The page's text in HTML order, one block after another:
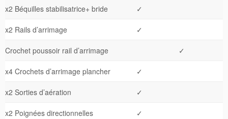
x2 Béquilles stabilisatrice+ bride ✓
x2 Rails d’arrimage ✓
Crochet poussoir rail d’arrimage ✓
x4 Crochets d’arrimage plancher ✓
x2 Sorties d’aération ✓
x2 Poignées directionnelles ✓